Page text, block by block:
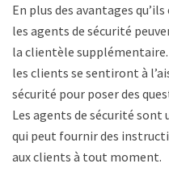
En plus des avantages
les agents de sécurité
la clientèle
les clients se sentiront à
sécurité pour poser des
Les agents de sécurité sont
qui peut fournir des
aux clients à tout moment.